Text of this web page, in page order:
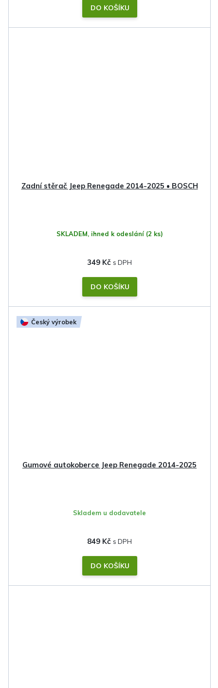
DO KOŠÍKU
Zadní stěrač Jeep Renegade 2014-2025 • BOSCH
SKLADEM, ihned k odeslání (2 ks)
349 Kč
DO KOŠÍKU
Český výrobek
Gumové autokoberce Jeep Renegade 2014-2025
Skladem u dodavatele
849 Kč
DO KOŠÍKU